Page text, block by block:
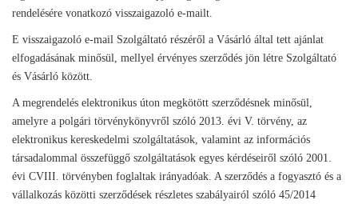
rendelésére vonatkozó visszaigazoló e-mailt.
E visszaigazoló e-mail Szolgáltató részéről a Vásárló által tett ajánlat
elfogadásának minősül, mellyel érvényes szerződés jön létre Szolgáltató
és Vásárló között.
A megrendelés elektronikus úton megkötött szerződésnek minősül,
amelyre a polgári törvénykönyvről szóló 2013. évi V. törvény, az
elektronikus kereskedelmi szolgáltatások, valamint az információs
társadalommal összefüggő szolgáltatások egyes kérdéseiről szóló 2001.
évi CVIII. törvényben foglaltak irányadóak. A szerződés a fogyasztó és a
vállalkozás közötti szerződések részletes szabályairól szóló 45/2014